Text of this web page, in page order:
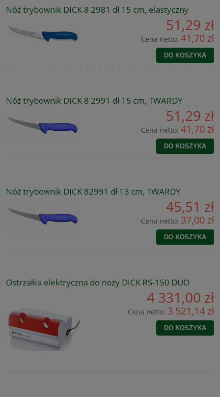
Nóż trybownik DICK 8 2981 dł 15 cm, elastyczny
51,29 zł
Cena netto: 41,70 zł
DO KOSZYKA
Nóż trybownik DICK 8 2991 dł 15 cm, TWARDY
51,29 zł
Cena netto: 41,70 zł
DO KOSZYKA
Nóż trybownik DICK 82991 dł 13 cm, TWARDY
45,51 zł
Cena netto: 37,00 zł
DO KOSZYKA
Ostrzałka elektryczna do noży DICK RS-150 DUO
4 331,00 zł
Cena netto: 3 521,14 zł
DO KOSZYKA